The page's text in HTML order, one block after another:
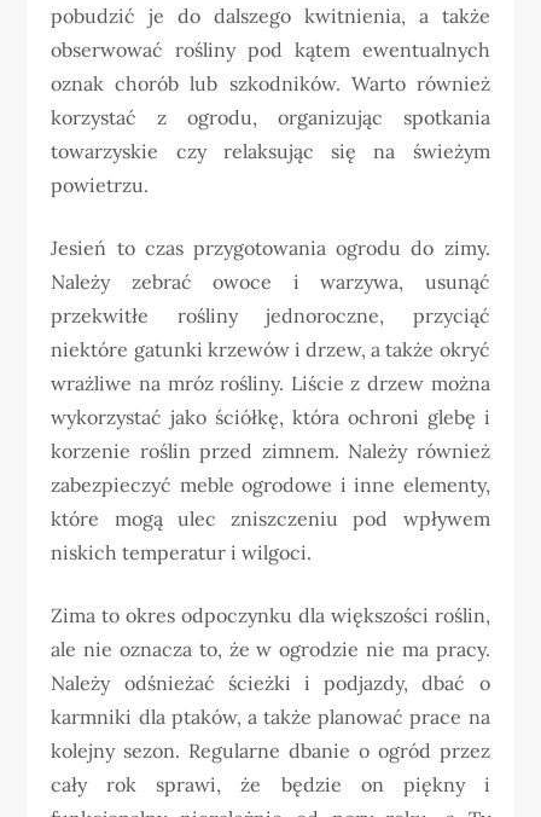
pobudzić je do dalszego kwitnienia, a także
obserwować rośliny pod kątem ewentualnych
oznak chorób lub szkodników. Warto również
korzystać z ogrodu, organizując spotkania
towarzyskie czy relaksując się na świeżym
powietrzu.
Jesień to czas przygotowania ogrodu do zimy.
Należy zebrać owoce i warzywa, usunąć
przekwitłe rośliny jednoroczne, przyciąć
niektóre gatunki krzewów i drzew, a także okryć
wrażliwe na mróz rośliny. Liście z drzew można
wykorzystać jako ściółkę, która ochroni glebę i
korzenie roślin przed zimnem. Należy również
zabezpieczyć meble ogrodowe i inne elementy,
które mogą ulec zniszczeniu pod wpływem
niskich temperatur i wilgoci.
Zima to okres odpoczynku dla większości roślin,
ale nie oznacza to, że w ogrodzie nie ma pracy.
Należy odśnieżać ścieżki i podjazdy, dbać o
karmniki dla ptaków, a także planować prace na
kolejny sezon. Regularne dbanie o ogród przez
cały rok sprawi, że będzie on piękny i